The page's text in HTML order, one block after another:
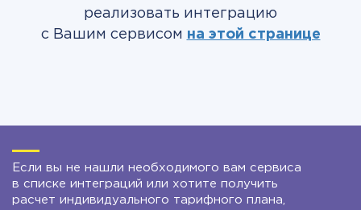
реализовать интеграцию
с Вашим сервисом на этой странице
Если вы не нашли необходимого вам сервиса
в списке интеграций или хотите получить
расчет индивидуального тарифного плана,